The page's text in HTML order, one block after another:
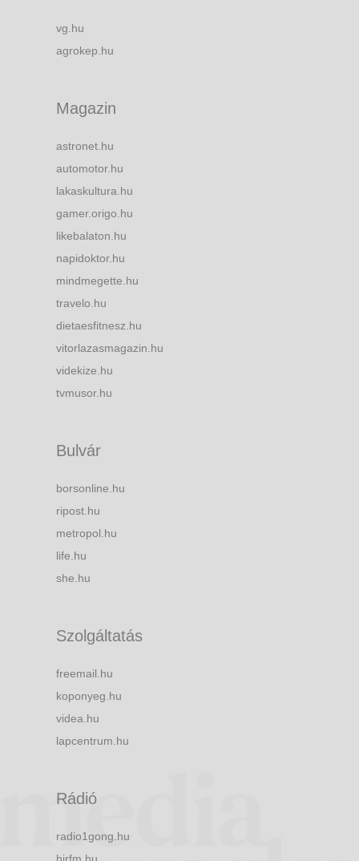
vg.hu
agrokep.hu
Magazin
astronet.hu
automotor.hu
lakaskultura.hu
gamer.origo.hu
likebalaton.hu
napidoktor.hu
mindmegette.hu
travelo.hu
dietaesfitnesz.hu
vitorlazasmagazin.hu
videkize.hu
tvmusor.hu
Bulvár
borsonline.hu
ripost.hu
metropol.hu
life.hu
she.hu
Szolgáltatás
freemail.hu
koponyeg.hu
videa.hu
lapcentrum.hu
Rádió
radio1gong.hu